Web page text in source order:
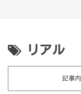
リアル
記事